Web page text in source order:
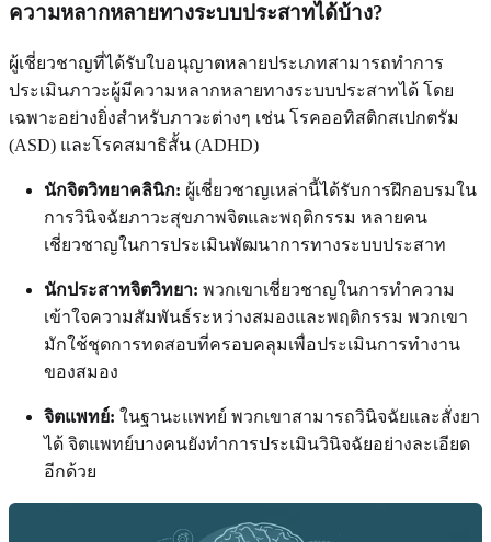
ความหลากหลายทางระบบประสาทได้บ้าง?
ผู้เชี่ยวชาญที่ได้รับใบอนุญาตหลายประเภทสามารถทำการ
ประเมินภาวะผู้มีความหลากหลายทางระบบประสาทได้ โดย
เฉพาะอย่างยิ่งสำหรับภาวะต่างๆ เช่น โรคออทิสติกสเปกตรัม
(ASD) และโรคสมาธิสั้น (ADHD)
นักจิตวิทยาคลินิก: ผู้เชี่ยวชาญเหล่านี้ได้รับการฝึกอบรมใน
การวินิจฉัยภาวะสุขภาพจิตและพฤติกรรม หลายคน
เชี่ยวชาญในการประเมินพัฒนาการทางระบบประสาท
นักประสาทจิตวิทยา: พวกเขาเชี่ยวชาญในการทำความ
เข้าใจความสัมพันธ์ระหว่างสมองและพฤติกรรม พวกเขา
มักใช้ชุดการทดสอบที่ครอบคลุมเพื่อประเมินการทำงาน
ของสมอง
จิตแพทย์: ในฐานะแพทย์ พวกเขาสามารถวินิจฉัยและสั่งยา
ได้ จิตแพทย์บางคนยังทำการประเมินวินิจฉัยอย่างละเอียด
อีกด้วย